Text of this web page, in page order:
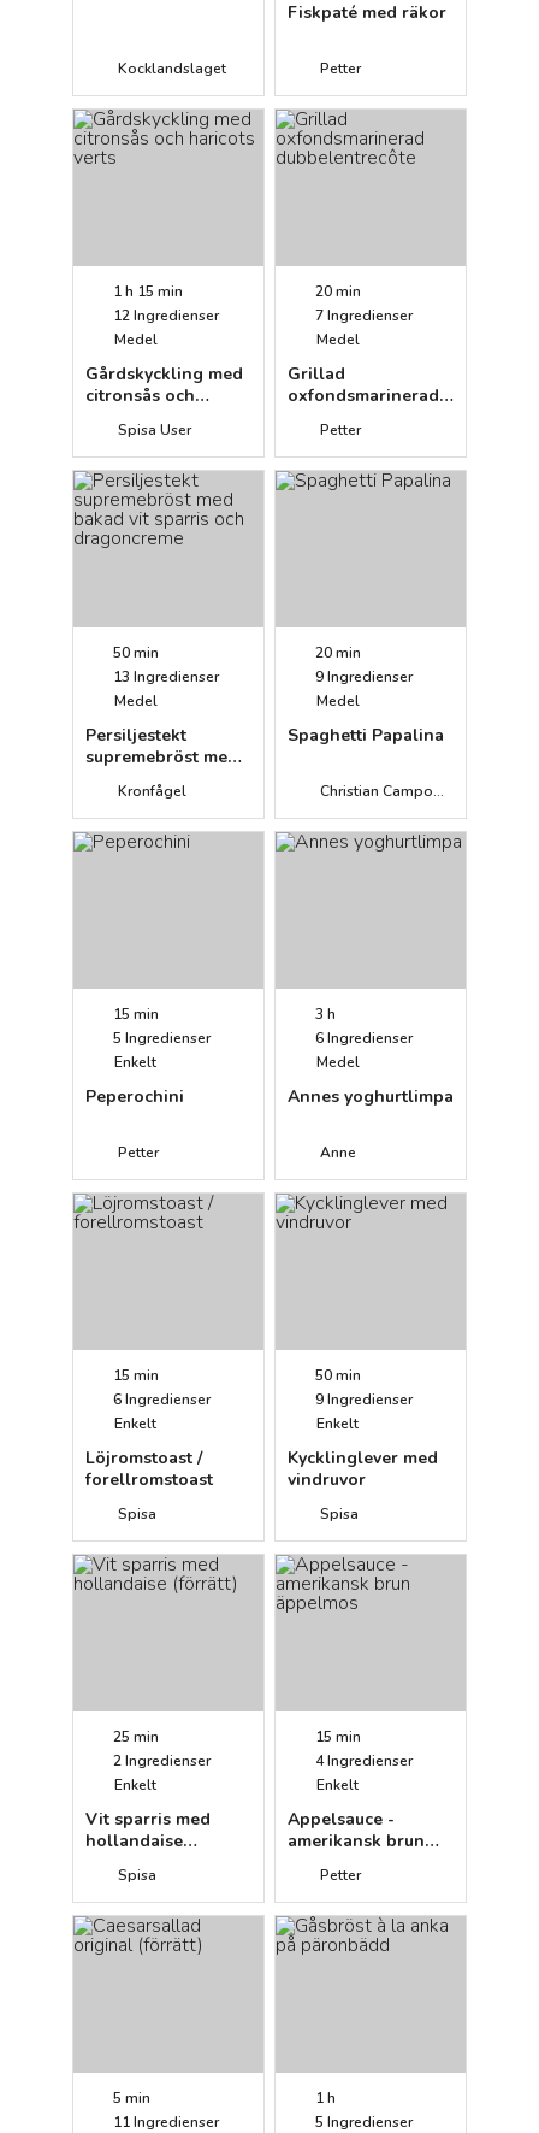
Kocklandslaget
Fiskpaté med räkor
Petter
1 h 15 min
12Ingredienser
Medel
Gårdskyckling med
citronsås och
Spisa User
20 min
7Ingredienser
Medel
Grillad
oxfondsmarinerad
Petter
50 min
13 Ingredienser
Medel
Persiljestekt
supremebröst med
och dragoncreme
Kronfågel
20 min
9Ingredienser
Medel
Spaghetti Papalina
Christian Campogiani
15 min
5 Ingredienser
Enkelt
Peperochini
Petter
3 h
6Ingredienser
Medel
Annes yoghurtlimpa
Anne
15 min
6Ingredienser
Enkelt
Löjromstoast /
forellromstoast
Spisa
50 min
9Ingredienser
Enkelt
Kycklinglever med
vindruvor
Spisa
25 min
2Ingredienser
Enkelt
Vit sparris med
hollandaise
Spisa
15 min
4Ingredienser
Enkelt
Appelsauce -
amerikansk brun
Petter
5 min
11Ingredienser
1 h
5 Ingredienser